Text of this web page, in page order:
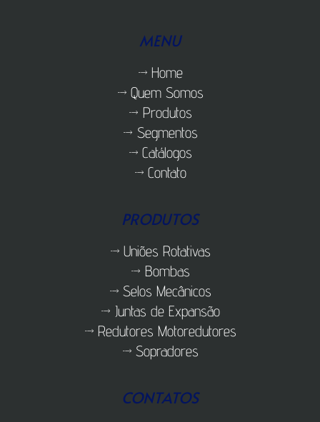
MENU
Home
Quem Somos
Produtos
Segmentos
Catálogos
Contato
PRODUTOS
Uniões Rotativas
Bombas
Selos Mecânicos
Juntas de Expansão
Redutores Motoredutores
Sopradores
CONTATOS